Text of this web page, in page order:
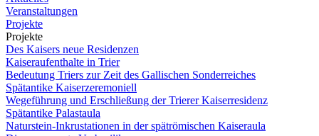
Veranstaltungen
Projekte
Projekte
Des Kaisers neue Residenzen
Kaiseraufenthalte in Trier
Bedeutung Triers zur Zeit des Gallischen Sonderreiches
Spätantike Kaiserzeremoniell
Wegeführung und Erschließung der Trierer Kaiserresidenz
Spätantike Palastaula
Naturstein-Inkrustationen in der spätrömischen Kaiseraula